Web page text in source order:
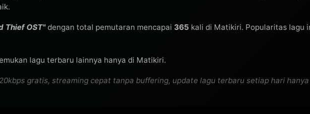
Thief OST"dengan total pemutaran mencapai 365 kali di Matikiri. Popularitas lagu
lagu terbaru lainnya hanya di Matikiri.
gratis, streaming cepat tanpa buffering, update lagu terbaru setiap hari